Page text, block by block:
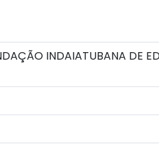
INDAIATUBANA DE